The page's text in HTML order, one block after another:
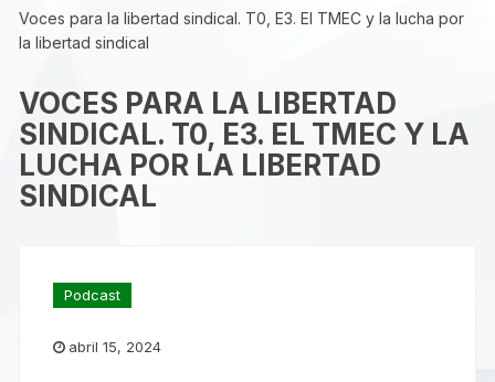
Voces para la libertad sindical. T0, E3. El TMEC y la lucha por
la libertad sindical
VOCES PARA LA LIBERTAD
SINDICAL. T0, E3. EL TMEC Y LA
LUCHA POR LA LIBERTAD
SINDICAL
Podcast
abril 15, 2024